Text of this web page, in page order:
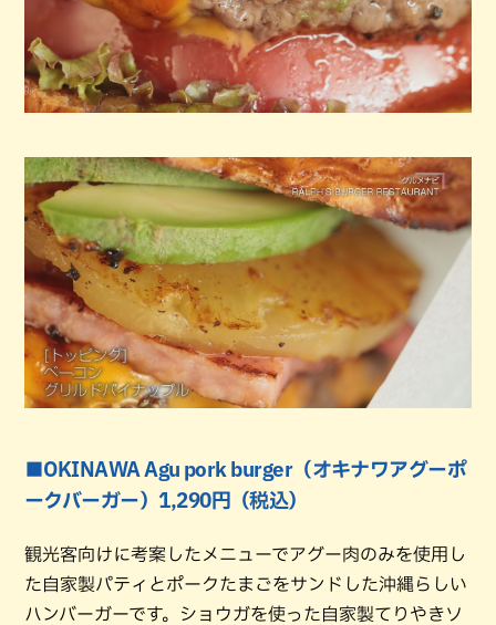
■OKINAWA Agu pork burger（オキナワアグーポ
ークバーガー）1,290円（税込）
観光客向けに考案したメニューでアグー肉のみを使用し
た自家製パティとポークたまごをサンドした沖縄らしい
ハンバーガーです。ショウガを使った自家製てりやきソ